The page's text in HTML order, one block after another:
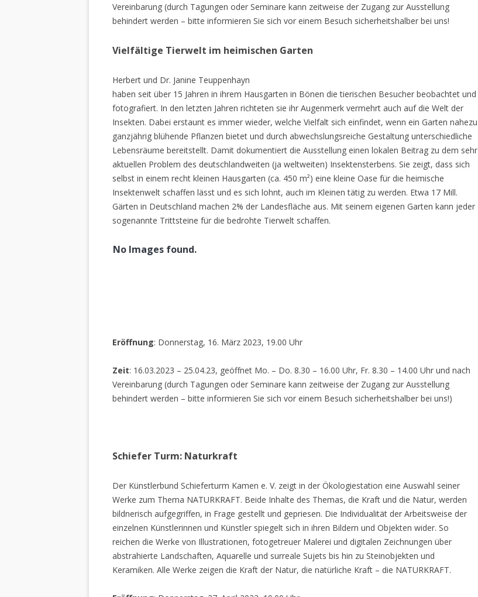
Vereinbarung (durch Tagungen oder Seminare kann zeitweise der Zugang zur Ausstellung
behindert werden – bitte informieren Sie sich vor einem Besuch sicherheitshalber bei uns!
Vielfältige Tierwelt im heimischen Garten
Herbert und Dr. Janine Teuppenhayn
haben seit über 15 Jahren in ihrem Hausgarten in Bönen die tierischen Besucher beobachtet und
fotografiert. In den letzten Jahren richteten sie ihr Augenmerk vermehrt auch auf die Welt der
Insekten. Dabei erstaunt es immer wieder, welche Vielfalt sich einfindet, wenn ein Garten nahezu
ganzjährig blühende Pflanzen bietet und durch abwechslungsreiche Gestaltung unterschiedliche
Lebensräume bereitstellt. Damit dokumentiert die Ausstellung einen lokalen Beitrag zu dem sehr
aktuellen Problem des deutschlandweiten (ja weltweiten) Insektensterbens. Sie zeigt, dass sich
selbst in einem recht kleinen Hausgarten (ca. 450 m²) eine kleine Oase für die heimische
Insektenwelt schaffen lässt und es sich lohnt, auch im Kleinen tätig zu werden. Etwa 17 Mill.
Gärten in Deutschland machen 2% der Landesfläche aus. Mit seinem eigenen Garten kann jeder
sogenannte Trittsteine für die bedrohte Tierwelt schaffen.
No Images found.
Eröffnung: Donnerstag, 16. März 2023, 19.00 Uhr
Zeit: 16.03.2023 – 25.04.23, geöffnet Mo. – Do. 8.30 – 16.00 Uhr, Fr. 8.30 – 14.00 Uhr und nach
Vereinbarung (durch Tagungen oder Seminare kann zeitweise der Zugang zur Ausstellung
behindert werden – bitte informieren Sie sich vor einem Besuch sicherheitshalber bei uns!)
Schiefer Turm: Naturkraft
Der Künstlerbund Schieferturm Kamen e. V. zeigt in der Ökologiestation eine Auswahl seiner
Werke zum Thema NATURKRAFT. Beide Inhalte des Themas, die Kraft und die Natur, werden
bildnerisch aufgegriffen, in Frage gestellt und gepriesen. Die Individualität der Arbeitsweise der
einzelnen Künstlerinnen und Künstler spiegelt sich in ihren Bildern und Objekten wider. So
reichen die Werke von Illustrationen, fotogetreuer Malerei und digitalen Zeichnungen über
abstrahierte Landschaften, Aquarelle und surreale Sujets bis hin zu Steinobjekten und
Keramiken. Alle Werke zeigen die Kraft der Natur, die natürliche Kraft – die NATURKRAFT.